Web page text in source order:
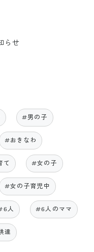
らせ
#男の子
#おきなわ
て #女の子
#女の子育児中
人 #6人のママ
達